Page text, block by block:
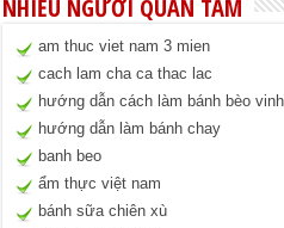
NHIỀU NGƯỜI QUAN TÂM
am thuc viet nam 3 mien
cach lam cha ca thac lac
hướng dẫn cách làm bánh bèo
hướng dẫn làm bánh chay
banh beo
ẩm thực việt nam
bánh sữa chiên xù